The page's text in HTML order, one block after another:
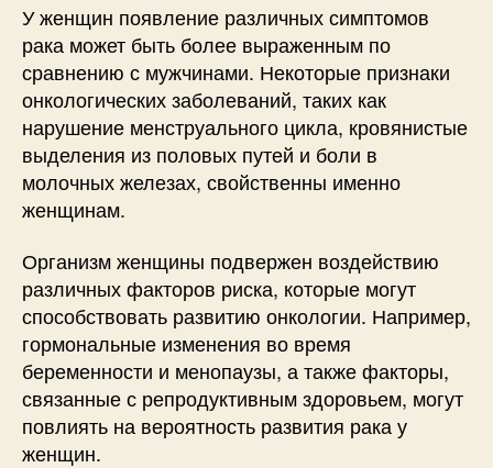
У женщин появление различных симптомов
рака может быть более выраженным по
сравнению с мужчинами. Некоторые признаки
онкологических заболеваний, таких как
нарушение менструального цикла, кровянистые
выделения из половых путей и боли в
молочных железах, свойственны именно
женщинам.
Организм женщины подвержен воздействию
различных факторов риска, которые могут
способствовать развитию онкологии. Например,
гормональные изменения во время
беременности и менопаузы, а также факторы,
связанные с репродуктивным здоровьем, могут
повлиять на вероятность развития рака у
женщин.